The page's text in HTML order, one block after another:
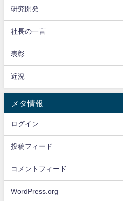
研究開発
社長の一言
表彰
近況
メタ情報
ログイン
投稿フィード
コメントフィード
WordPress.org